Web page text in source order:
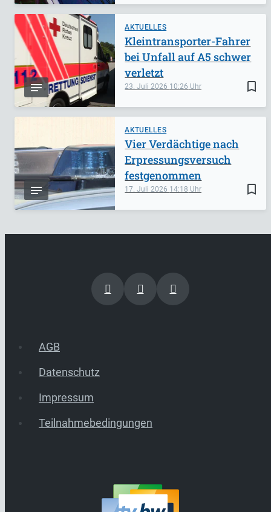
AKTUELLES
bookmark_border
23. Juli 2026 10:26
Kleintransporter-Fahrer
bei Unfall auf A5 schwer
verletzt
AKTUELLES
bookmark_border
17. Juli 2026 14:18
Vier Verdächtige nach
Erpressungsversuch
festgenommen
AGB
Datenschutz
Impressum
Teilnahmebedingungen